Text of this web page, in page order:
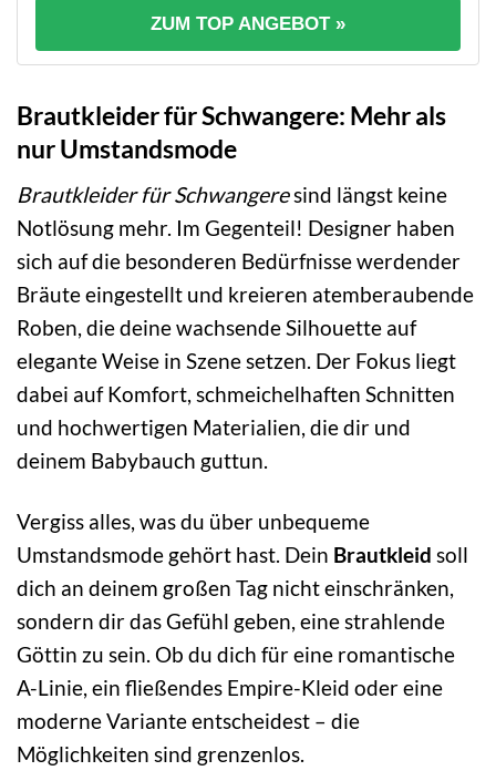
ZUM TOP ANGEBOT »
Brautkleider für Schwangere: Mehr als
nur Umstandsmode
Brautkleider für Schwangeresind längst keine
Notlösung mehr. Im Gegenteil! Designer haben
sich auf die besonderen Bedürfnisse werdender
Bräute eingestellt und kreieren atemberaubende
Roben, die deine wachsende Silhouette auf
elegante Weise in Szene setzen. Der Fokus liegt
dabei auf Komfort, schmeichelhaften Schnitten
und hochwertigen Materialien, die dir und
deinem Babybauch guttun.
Vergiss alles, was du über unbequeme
Umstandsmode gehört hast. Dein Brautkleid soll
dich an deinem großen Tag nicht einschränken,
sondern dir das Gefühl geben, eine strahlende
Göttin zu sein. Ob du dich für eine romantische
A-Linie, ein fließendes Empire-Kleid oder eine
moderne Variante entscheidest – die
Möglichkeiten sind grenzenlos.